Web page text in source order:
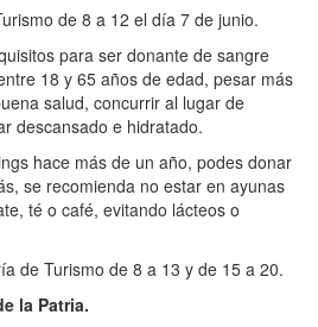
de 8 a 12 el día 7 de junio.
para ser donante de sangre
18 y 65 años de edad, pesar más
salud, concurrir al lugar de
descansado e hidratado.
hace más de un año, podes donar
se recomienda no estar en ayunas
té o café, evitando lácteos o
de Turismo de 8 a 13 y de 15 a 20.
la Patria.